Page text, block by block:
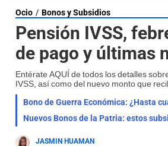
Ocio Bonos y Subsidios
Pensión IVSS,
de pago y últimas
Entérate AQUÍ de todos los detalles
IVSS, así como del nuevo monto que
Bono de Guerra Económica: ¿Hasta
Nuevos Bonos de la Patria: estos
JASMIN HUAMAN